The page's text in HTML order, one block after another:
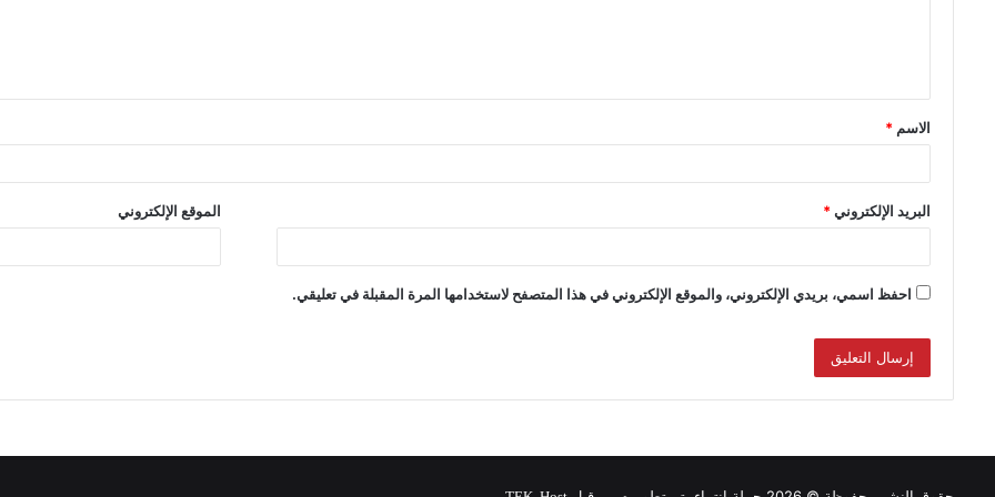
الاسم *
البريد الإلكتروني* الموقع الإلكتروني
احفظ اسمي، بريدي الإلكتروني، والموقع الإلكتروني في هذا المتصفح لاستخدامها المرة المقبلة في تعليقي.